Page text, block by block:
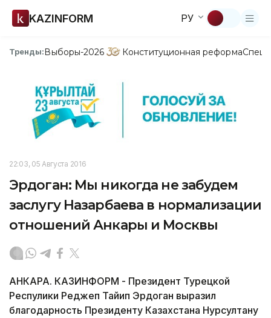
KAZINFORM РУ
Тренды:Выборы-2026 Конституционная реформа
22:03, 05 Августа 2016
Эрдоган: Мы никогда не забудем
заслугу Назарбаева в нормализации
отношений Анкары и Москвы
АНКАРА. КАЗИНФОРМ - Президент Турецкой
Респулики Реджеп Тайип Эрдоган выразил
благодарность Президенту Казахстана Нурсултану